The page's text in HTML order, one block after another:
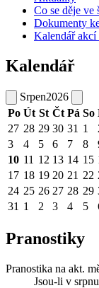
Co se děje ve
Dokumenty
Kalendář akcí
Kalendář
Srpen2026
Po Út St Čt Pá So
27 28 29 30 31 1
3
4 5 6 7 8
10 11 12 13 14 15
17 18 19 20 21 22
24 25 26 27 28 29
31 1 2 3 4 5
Pranostiky
Pranostika na akt.
Jsou-li v